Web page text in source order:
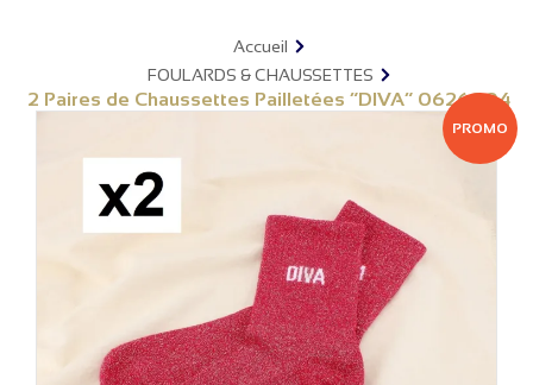
Accueil
FOULARDS & CHAUSSETTES
2 Paires de Chaussettes Pailletées “DIVA” 0626004
PROMO